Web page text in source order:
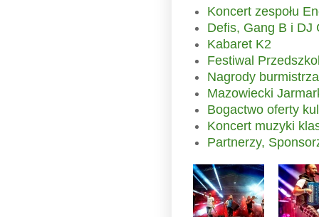
Koncert zespołu
Defis, Gang B i DJ
Kabaret K2
Festiwal
Nagrody
Mazowiecki
Bogactwo oferty
Koncert muzyki
Partnerzy,